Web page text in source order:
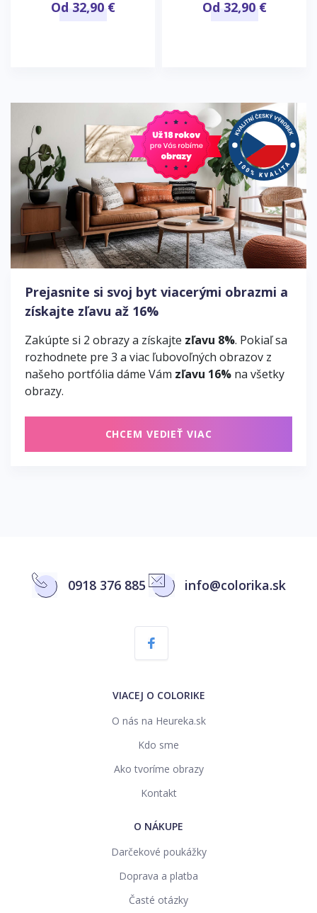
Od 32,90 € Od 32,90 €
Prejasnite si svoj byt viacerými obrazmi a
získajte zľavu až 16%
Zakúpte si 2 obrazy a získajte zľavu 8%. Pokiaľ sa
rozhodnete pre 3 a viac ľubovoľných obrazov z
našeho portfólia dáme Vám zľavu 16% na všetky
obrazy.
CHCEM VEDIEŤ VIAC
0918 376 885 info@colorika.sk
VIACEJ O COLORIKE
O nás na Heureka.sk
Kdo sme
Ako tvoríme obrazy
Kontakt
O NÁKUPE
Darčekové poukážky
Doprava a platba
Časté otázky